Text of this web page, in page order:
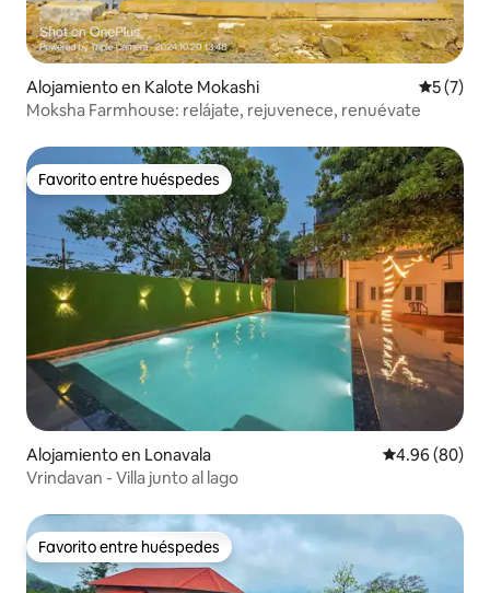
Alojamiento en Kalote Mokashi
5 (7)
Moksha Farmhouse: relájate, rejuvenece, renuévate
Favorito entre huéspedes
Favorito entre huéspedes
Alojamiento en Lonavala Calificación
4.96 (80)
Vrindavan - Villa junto al lago
Favorito entre huéspedes
Favorito entre huéspedes